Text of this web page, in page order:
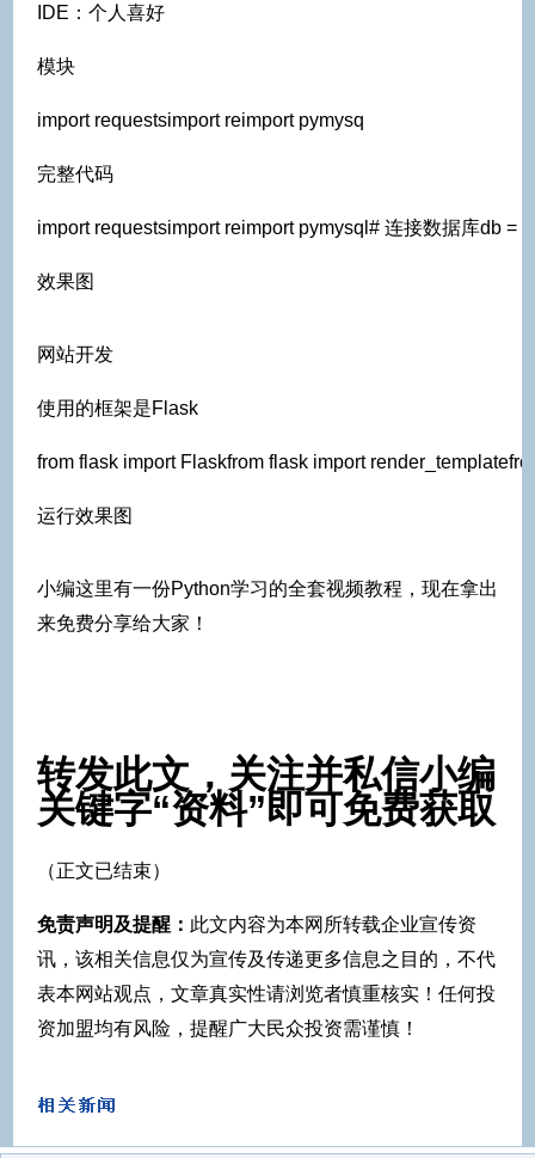
IDE：个人喜好
模块
import requestsimport reimport pymysq
完整代码
import requestsimport reimport pymysql# 连接数据库db =
效果图
网站开发
使用的框架是Flask
from flask import Flaskfrom flask import
运行效果图
小编这里有一份Python学习的全套视频教程，现在拿出
来免费分享给大家！
转发此文，关注并私信小编
关键字“资料”即可免费获取
（正文已结束）
免责声明及提醒： 此文内容为本网所转载企业宣传资
讯，该相关信息仅为宣传及传递更多信息之目的，不代
表本网站观点，文章真实性请浏览者慎重核实！任何投
资加盟均有风险，提醒广大民众投资需谨慎！